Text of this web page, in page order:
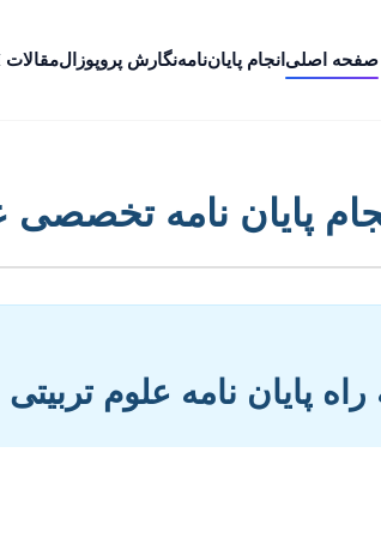
صفحه اصلی انجام پایان‌نامهنگارش پروپوزالمقالات ISI
پایان نامه تخصصی
پایان نامه علوم